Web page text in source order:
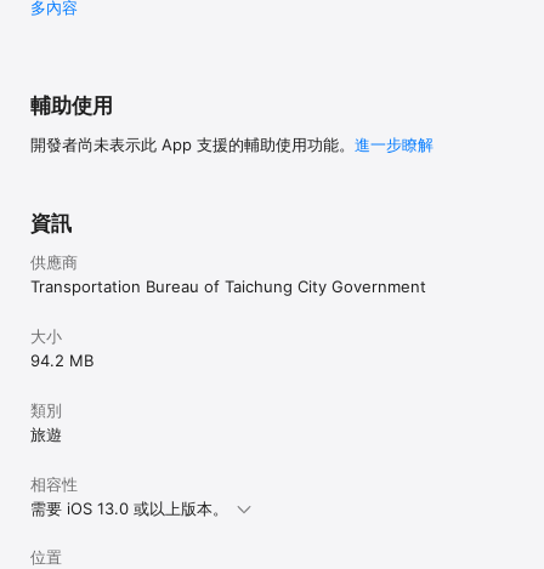
多內容
輔助使用
開發者尚未表示此 App 支援的輔助使用功能。 進一步瞭解
資訊
供應商
Transportation Bureau of Taichung City Government
大小
94.2 MB
類別
旅遊
相容性
需要 iOS 13.0 或以上版本。
位置